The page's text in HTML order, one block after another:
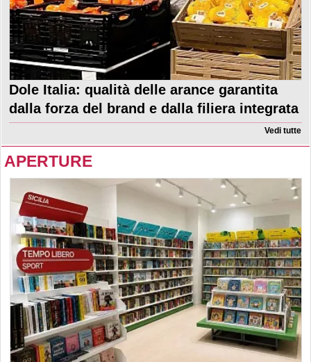
Dole Italia: qualità delle arance garantita
dalla forza del brand e dalla filiera integrata
Vedi tutte
APERTURE